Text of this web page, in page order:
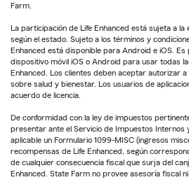
Farm.
La participación de Life Enhanced está sujeta a
según el estado. Sujeto a los términos y
Enhanced está disponible para Android e iOS. Es
dispositivo móvil iOS o Android para usar todas
Enhanced. Los clientes deben aceptar autorizar
sobre salud y bienestar. Los usuarios de
acuerdo de licencia.
De conformidad con la ley de impuestos
presentar ante el Servicio de Impuestos Internos
aplicable un Formulario 1099-MISC (ingresos
recompensas de Life Enhanced, según
de cualquier consecuencia fiscal que surja del
Enhanced. State Farm no provee asesoría fiscal